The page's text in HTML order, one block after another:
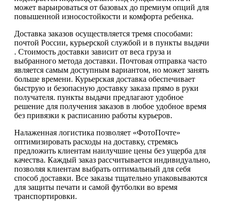
может варьироваться от базовых до премиум опций для
повышенной износостойкости и комфорта ребенка.
Доставка заказов осуществляется тремя способами:
почтой России, курьерской службой и в пункты выдачи
. Стоимость доставки зависит от веса груза и
выбранного метода доставки. Почтовая отправка часто
является самым доступным вариантом, но может занять
больше времени. Курьерская доставка обеспечивает
быструю и безопасную доставку заказа прямо в руки
получателя. пункты выдачи предлагают удобное
решение для получения заказов в любое удобное время
без привязки к расписанию работы курьеров.
Налаженная логистика позволяет «ФотоПочте»
оптимизировать расходы на доставку, стремясь
предложить клиентам наилучшие цены без ущерба для
качества. Каждый заказ рассчитывается индивидуально,
позволяя клиентам выбрать оптимальный для себя
способ доставки. Все заказы тщательно упаковываются
для защиты печати и самой футболки во время
транспортировки.